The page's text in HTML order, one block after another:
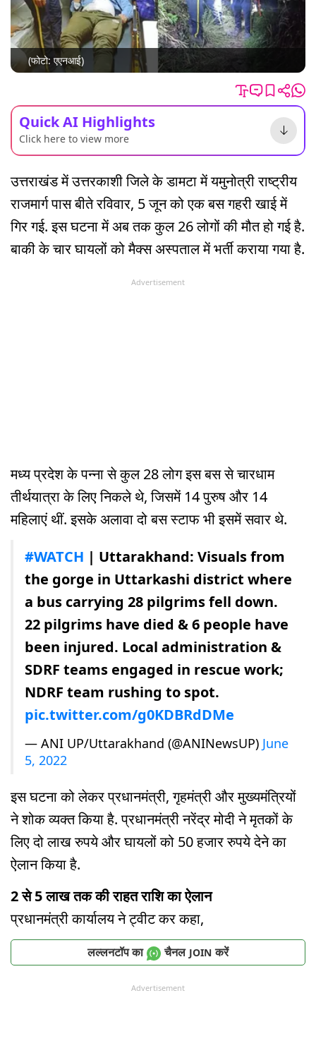
(फोटो: एएनआई)
Quick AI Highlights
Click here to view more
उत्तराखंड में उत्तरकाशी जिले के डामटा में यमुनोत्री राष्ट्रीय
राजमार्ग पास बीते रविवार, 5 जून को एक बस गहरी खाई में
गिर गई. इस घटना में अब तक कुल 26 लोगों की मौत हो गई है.
बाकी के चार घायलों को मैक्स अस्पताल में भर्ती कराया गया है.
Advertisement
मध्य प्रदेश के पन्ना से कुल 28 लोग इस बस से चारधाम
तीर्थयात्रा के लिए निकले थे, जिसमें 14 पुरुष और 14
महिलाएं थीं. इसके अलावा दो बस स्टाफ भी इसमें सवार थे.
#WATCH | Uttarakhand: Visuals from
the gorge in Uttarkashi district where
a bus carrying 28 pilgrims fell down.
22 pilgrims have died & 6 people have
been injured. Local administration &
SDRF teams engaged in rescue work;
NDRF team rushing to spot.
pic.twitter.com/g0KDBRdDMe
— ANI UP/Uttarakhand (@ANINewsUP) June
5, 2022
इस घटना को लेकर प्रधानमंत्री, गृहमंत्री और मुख्यमंत्रियों
ने शोक व्यक्त किया है. प्रधानमंत्री नरेंद्र मोदी ने मृतकों के
लिए दो लाख रुपये और घायलों को 50 हजार रुपये देने का
ऐलान किया है.
2 से 5 लाख तक की राहत राशि का ऐलान
प्रधानमंत्री कार्यालय ने ट्वीट कर कहा,
लल्लनटॉप का चैनल JOIN करें
Advertisement